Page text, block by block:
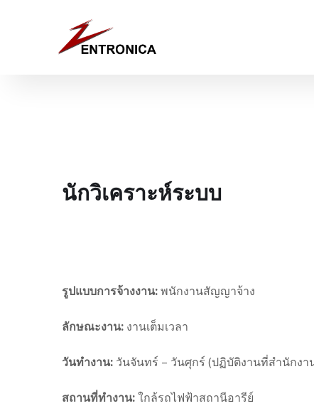
นักวิเคราะห์ระบบ
รูปแบบการจ้างงาน:พนักงานสัญญาจ้าง
ลักษณะงาน: งานเต็มเวลา
วันทำงาน: วันจันทร์ – วันศุกร์ (ปฏิบัติงานที่สำนักงา
สถานที่ทำงาน:ใกล้รถไฟฟ้าสถานีอารีย์